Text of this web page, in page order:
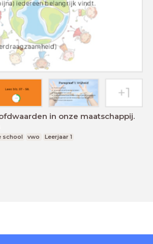
in onze maatschappij.
school vwo Leerjaar 1